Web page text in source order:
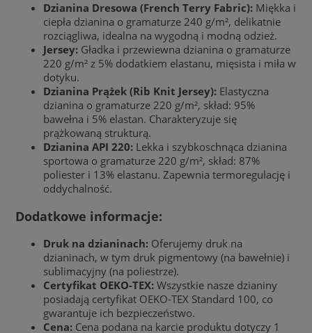
Dzianina Dresowa (French Terry Fabric): Miękka i
ciepła dzianina o gramaturze 240 g/m², delikatnie
rozciągliwa, idealna na wygodną i modną odzież.
Jersey: Gładka i przewiewna dzianina o gramaturze
220 g/m² z 5% dodatkiem elastanu, mięsista i miła w
dotyku.
Dzianina Prążek (Rib Knit Jersey): Elastyczna
dzianina o gramaturze 220 g/m², skład: 95%
bawełna i 5% elastan. Charakteryzuje się
prążkowaną strukturą.
Dzianina API 220: Lekka i szybkoschnąca dzianina
sportowa o gramaturze 220 g/m², skład: 87%
poliester i 13% elastanu. Zapewnia termoregulację i
oddychalność.
Dodatkowe informacje:
Druk na dzianinach: Oferujemy druk na
dzianinach, w tym druk pigmentowy (na bawełnie) i
sublimacyjny (na poliestrze).
Certyfikat OEKO-TEX: Wszystkie nasze dzianiny
posiadają certyfikat OEKO-TEX Standard 100, co
gwarantuje ich bezpieczeństwo.
Cena: Cena podana na karcie produktu dotyczy 1